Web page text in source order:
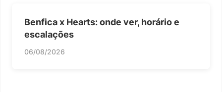
Benfica x Hearts: onde ver, horário e
escalações
06/08/2026